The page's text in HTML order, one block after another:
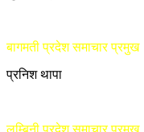
बागमती प्रदेश समाचार प्रमुख
प्रनिश थापा